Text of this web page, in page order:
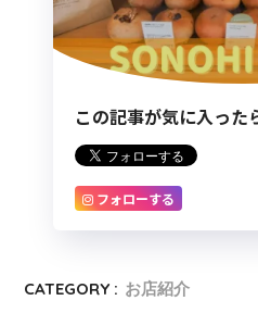
この記事が気に入った
フォローする
CATEGORY : お店紹介